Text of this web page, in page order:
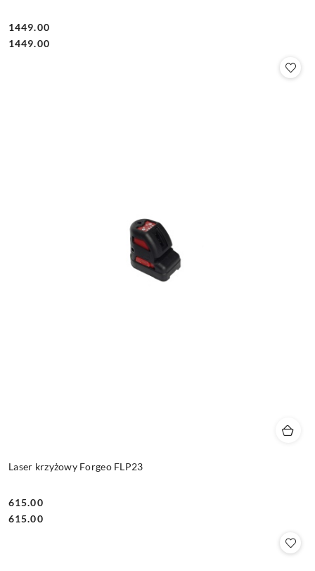
Cena:
1449.00
Cena:
1449.00
Laser krzyżowy Forgeo FLP23
Cena:
615.00
Cena:
615.00